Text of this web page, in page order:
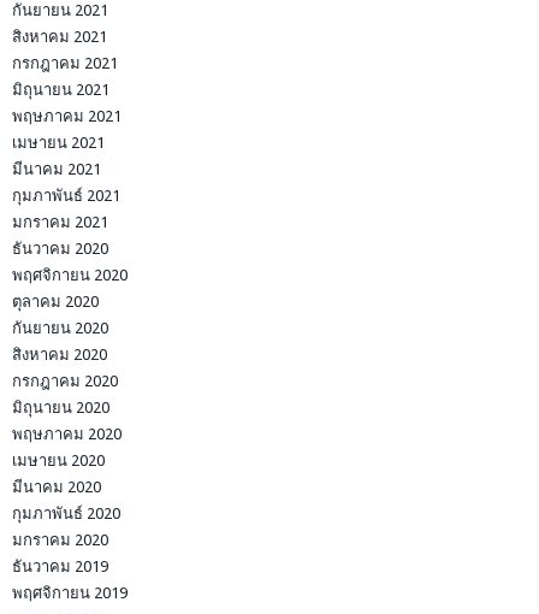
กันยายน 2021
สิงหาคม 2021
กรกฎาคม 2021
มิถุนายน 2021
พฤษภาคม 2021
เมษายน 2021
มีนาคม 2021
กุมภาพันธ์ 2021
มกราคม 2021
ธันวาคม 2020
พฤศจิกายน 2020
ตุลาคม 2020
กันยายน 2020
สิงหาคม 2020
กรกฎาคม 2020
มิถุนายน 2020
พฤษภาคม 2020
เมษายน 2020
มีนาคม 2020
กุมภาพันธ์ 2020
มกราคม 2020
ธันวาคม 2019
พฤศจิกายน 2019